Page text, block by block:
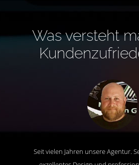
Was versteht
Seit vielen Jahren unsere Agentur.